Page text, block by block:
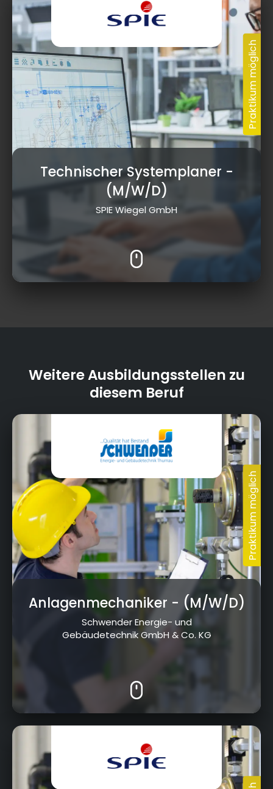
Technischer Systemplaner -
(M/W/D)
SPIE Wiegel GmbH
Weitere Ausbildungsstellen zu
diesem Beruf
Anlagenmechaniker - (M/W/D)
Schwender Energie- und
Gebäudetechnik GmbH & Co. KG